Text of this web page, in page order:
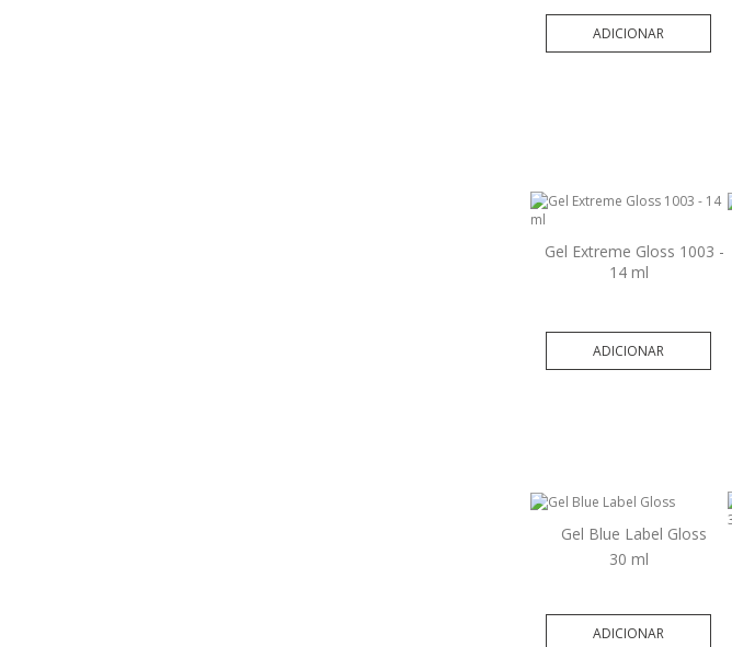
ADICIONAR
Gel Extreme Gloss 1003 -
14 ml
ADICIONAR
Gel Blue Label Gloss
30 ml
ADICIONAR